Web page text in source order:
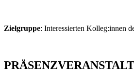
Zielgruppe: Interessierten Kolleg:innen